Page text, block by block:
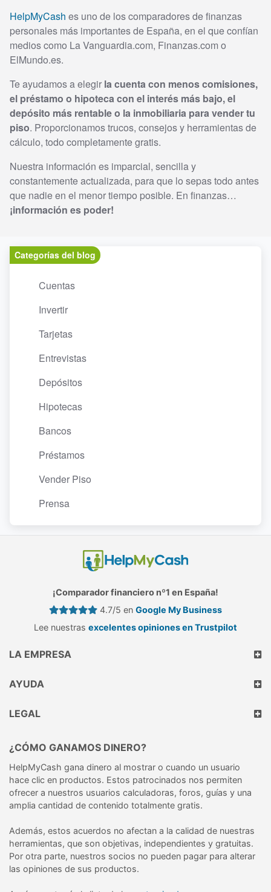
HelpMyCash es uno de los comparadores de finanzas
personales más importantes de España, en el que confían
medios como La Vanguardia.com, Finanzas.com o
ElMundo.es.
Te ayudamos a elegir la cuenta con menos comisiones,
el préstamo o hipoteca con el interés más bajo, el
depósito más rentable o la inmobiliaria para vender tu
piso. Proporcionamos trucos, consejos y herramientas de
cálculo, todo completamente gratis.
Nuestra información es imparcial, sencilla y
constantemente actualizada, para que lo sepas todo antes
que nadie en el menor tiempo posible. En finanzas…
¡información es poder!
Categorías del blog
Cuentas
Invertir
Tarjetas
Entrevistas
Depósitos
Hipotecas
Bancos
Préstamos
Vender Piso
Prensa
¡Comparador financiero nº1 en España!
4.7/5 en Google My Business
Lee nuestras excelentes opiniones en Trustpilot
LA EMPRESA
AYUDA
LEGAL
¿CÓMO GANAMOS DINERO?
HelpMyCash gana dinero al mostrar o cuando un usuario
hace clic en productos. Estos patrocinados nos permiten
ofrecer a nuestros usuarios calculadoras, foros, guías y una
amplia cantidad de contenido totalmente gratis.
Además, estos acuerdos no afectan a la calidad de nuestras
herramientas, que son objetivas, independientes y gratuitas.
Por otra parte, nuestros socios no pueden pagar para alterar
las opiniones de sus productos.